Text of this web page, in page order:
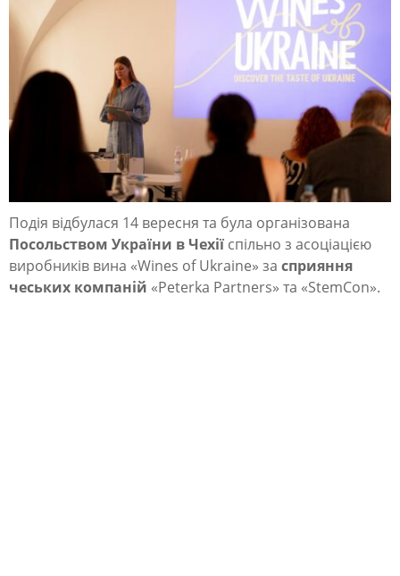
а
ф
ц
н
о
м
у
Подія відбулася 14 вересня та була організована
Посольством України в Чехії спільно з асоціацією
виробників вина «Wines of Ukraine» за сприяння
чеських компаній «Peterka Partners» та «StemCon».